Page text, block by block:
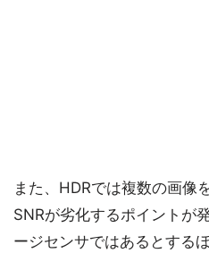
また、HDRでは複数の画像
SNRが劣化するポイントが
ージセンサではあるとする